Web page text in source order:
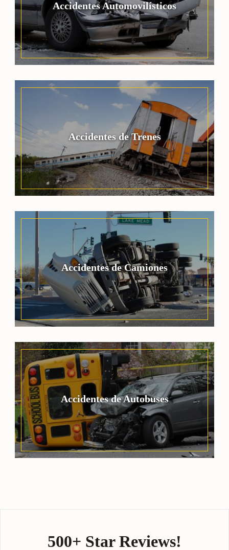
Accidentes Automovilísticos
Accidentes de Trenes
Accidentes de Camiones
Accidentes de Autobuses
500+ Star Reviews!